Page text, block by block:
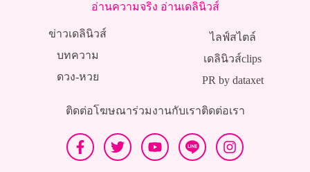
อ่านความจริง อ่านเดลินิวส์
ข่าวเดลินิวส์
บทความ
ดวง-หวย
ไลฟ์สไตล์
เดลินิวส์clips
PR by dataxet
ติดต่อโฆษณาร่วมงานกับเราติดต่อเรา